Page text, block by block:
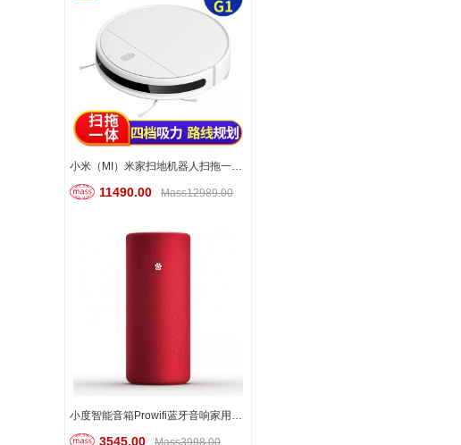
小米（MI）米家扫地机器人扫拖一体清洁擦地机
11490.00 Mass12989.00
小度智能音箱Prowifi蓝牙音响家用小杜机器人网络无线闹钟
3545.00